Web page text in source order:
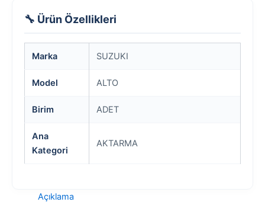
🔧 Ürün Özellikleri
Marka SUZUKI
Model ALTO
Birim ADET
Ana
Kategori
AKTARMA
Açıklama